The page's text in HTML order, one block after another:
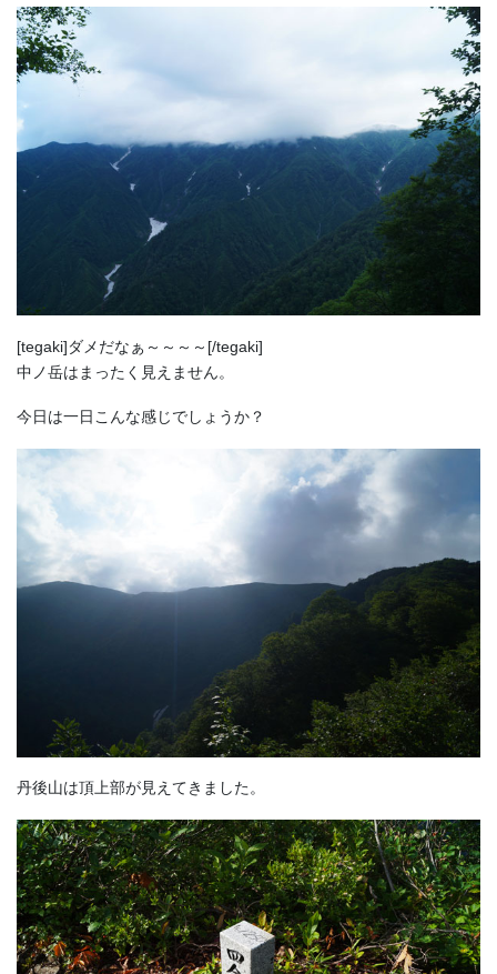
[tegaki]ダメだなぁ～～～～[/tegaki]
中ノ岳はまったく見えません。
今日は一日こんな感じでしょうか？
丹後山は頂上部が見えてきました。